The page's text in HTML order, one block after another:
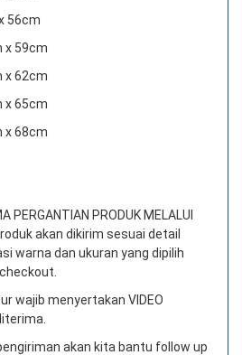
56cm
x 59cm
x 62cm
x 65cm
x 68cm
PERGANTIAN PRODUK MELALUI
akan dikirim sesuai detail
warna dan ukuran yang dipilih
wajib menyertakan VIDEO
akan kita bantu follow up